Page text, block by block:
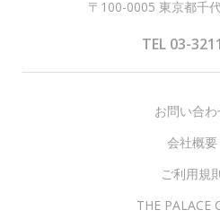
〒100-0005 東京都千
TEL 03-
お問い合わ
会社概要
ご利用規
THE PALACE